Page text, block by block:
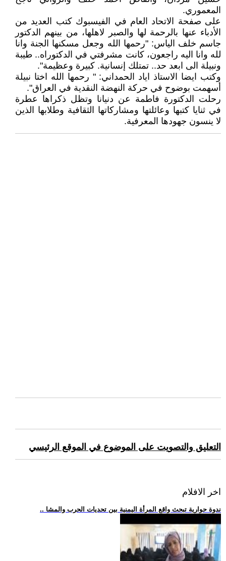
المعموري.
على صفحة الاتحاد العام في الفيسبوك كتب العديد من
الأدباء عنها بالرحمة لها والصبر لاهلها، من بينهم الدكتور
جاسم خلف الياس: "رحمها الله وجعل مسكنها الجنة وانا
لله وانا اليه راجعون، كانت مشرفتي في الدكتوراه.. طيبة
ونبيلة الى ابعد حد.. تمتلك إنسانية. كبيرة وعظيمة".
وكتب ايضا الاستاذ اياد الحمداني: " رحمها الله اختا نبيلة
أسهمت بوضوح في حركة النهضة النقدية في العراق".
رحلت الدكتورة فاطمة عن دنيانا وتظل ذكراها عطرة
في ثنايا كتبها وعائلتها ومشاركاتها الثقافية وطلابها الذين
لا ينسون جهودها المعرفية.
التعليق والتصويت على الموضوع في الموقع الرئيسي
اخر الافلام
.. ندوة حوارية تبحث واقع المرأة اليمنية بين تحديات الحرب والمشا